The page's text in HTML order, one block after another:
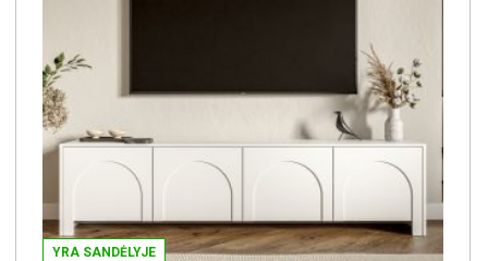
YRA SANDĖLYJE